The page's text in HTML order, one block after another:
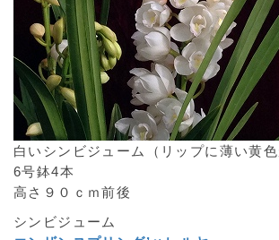
白いシンビジューム（リップに薄い黄色
6号鉢4本
高さ９０ｃｍ前後
シンビジューム